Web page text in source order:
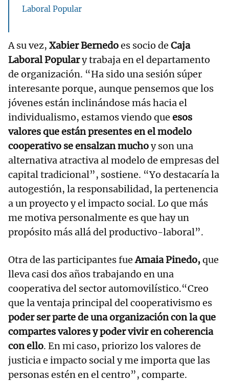
Laboral Popular
A su vez, Xabier Bernedoes socio de Caja
Laboral Populary trabaja en el departamento
de organización. “Ha sido una sesión súper
interesante porque, aunque pensemos que los
jóvenes están inclinándose más hacia el
individualismo, estamos viendo que esos
valores que están presentes en el modelo
cooperativo se ensalzan muchoy son una
alternativa atractiva al modelo de empresas del
capital tradicional”, sostiene. “Yo destacaría la
autogestión, la responsabilidad, la pertenencia
a un proyecto y el impacto social. Lo que más
me motiva personalmente es que hay un
propósito más allá del productivo-laboral”.
Otra de las participantes fueAmaia Pinedo,que
lleva casi dos años trabajando en una
cooperativa del sector automovilístico.“Creo
que la ventaja principal del cooperativismo es
poder ser parte de una organización con la que
compartes valores y poder vivir en coherencia
con ello. En mi caso, priorizo los valores de
justicia e impacto social y me importa que las
personas estén en el centro”, comparte.